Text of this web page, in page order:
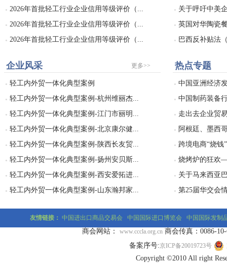
● 2026年首批轻工行业企业信用等级评价（...
● 2026年首批轻工行业企业信用等级评价（...
● 2026年首批轻工行业企业信用等级评价（...
● 关于呼吁中美
● 英国对华陶瓷
● 巴西反补贴法
企业风采 更多>>
● 轻工内外贸一体化典型案例
● 轻工内外贸一体化典型案例-杭州维丽杰...
● 轻工内外贸一体化典型案例-江门市丽明...
● 轻工内外贸一体化典型案例-北京康尔健...
● 轻工内外贸一体化典型案例-陕西长友贸...
● 轻工内外贸一体化典型案例-扬州安贝斯...
● 轻工内外贸一体化典型案例-西安爱拓进...
● 轻工内外贸一体化典型案例-山东瀚邦家...
热点专题
● 中国亚洲经济
● 中国制药装备
● 走出去企业贸
● 阿根廷、墨西
● 跨境电商“烧钱
● 烧烤炉的狂欢
● 关于马来西亚
● 第25届华交会
友情链接： 中国进出口商品交易会 中国国际进口博览会 中国国际发制
商会网站： www.cccla.org.cn 商会传真：0086-10-
备案序号:京ICP备20019723号
Copyright ©2010 All right